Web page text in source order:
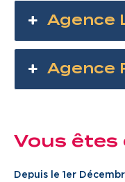
Agence
Agence
Vous
Depuis le 1er